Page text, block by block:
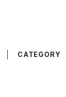
CATEGORY